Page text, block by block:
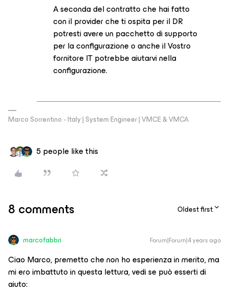
A seconda del contratto che hai fatto
con il provider che ti ospita per il DR
potresti avere un pacchetto di supporto
per la configurazione o anche il Vostro
fornitore IT potrebbe aiutarvi nella
configurazione.
Marco Sorrentino - Italy | System Engineer | VMCE & VMCA
5 people like this
8 comments Oldest first
marcofabbri Forum|Forum|4 years ago
Ciao Marco, premetto che non ho esperienza in merito, ma
mi ero imbattuto in questa lettura, vedi se può esserti di
aiuto: